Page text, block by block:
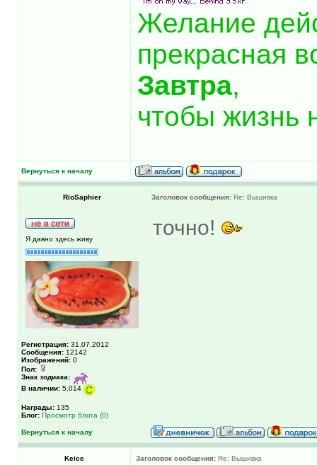
Желание
прекрасная
Завтра,
чтобы жизнь
Вернуться к началу
RioSaphier Заголовок сообщения: Re: Вышивка
Я давно здесь живу
Регистрация: 31.07.2012
Сообщения: 12142
Изображений: 0
Пол:
Знак зодиака:
В наличии: 5,014
Награды: 135
Блог: Просмотр блога (0)
точно!
Вернуться к началу
Keice Заголовок сообщения: Re: Вышивка